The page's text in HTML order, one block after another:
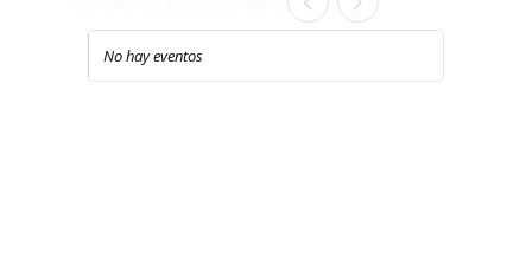
No hay eventos